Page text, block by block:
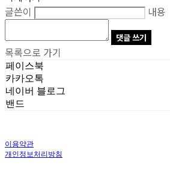
글쓴이
내용
댓글 쓰기
목록으로 가기
페이스북
카카오톡
네이버 블로그
밴드
이용약관
개인정보처리방침